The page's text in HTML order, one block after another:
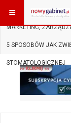
JESTEŚ TUTAJ:
MARKETING,
5 SPOSOBÓW JAK
STOMATOLOGICZNEJ